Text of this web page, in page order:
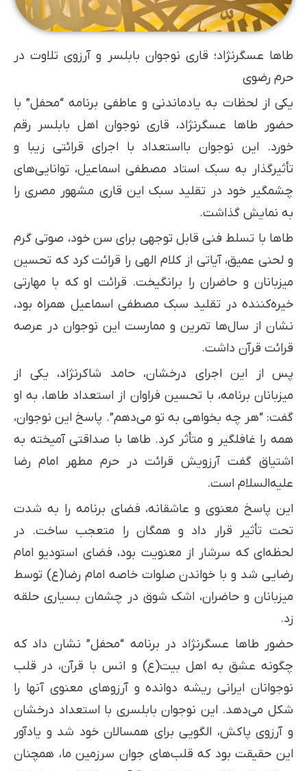
طاها عسگرنژاد؛ قاری نوجوان بابلسر و آرزوی تلاوت در
حرم رضوی
یکی از لحظات به یادماندنی و عاطفی برنامه “محفل” با
حضور طاها عسگرنژاد، قاری نوجوان اهل بابلسر رقم
خورد. این نوجوان بااستعداد با اجرای قرائتی زیبا و
تأثیرگذار به سبک استاد مصطفی اسماعیل، توانایی‌های
چشمگیر خود در تقلید سبک این قاری مشهور مصری را
به نمایش گذاشت.
طاها با تسلط فنی قابل توجهی برای سن خود، صوتی گرم
و لحنی عمیق، آیاتی از کلام الهی را قرائت کرد که تحسین
میزبانان و حاضران را برانگیخت. قرائت او که با مهارتی
خیره‌کننده در تقلید سبک مصطفی اسماعیل همراه بود،
نشان از سال‌ها تمرین و ممارست این نوجوان در عرصه
قرائت قرآن داشت.
پس از این اجرای درخشان، حامد شاکرنژاد، یکی از
میزبانان برنامه، با تحسین فراوان از استعداد طاها، به او
گفت: “هر چه بخواهی به تو می‌دهم”. پاسخ این نوجوان،
همه را غافلگیر و متأثر کرد. طاها با صداقتی آمیخته به
اشتیاق گفت آرزویش قرائت در حرم مطهر امام رضا
علیه‌السلام است.
این پاسخ معنوی و عاشقانه، فضای برنامه را به شدت
تحت تأثیر قرار داد و همگان را متعجب ساخت. در
لحظه‌ای که سرشار از معنویت بود، فضای استودیو امام
رضایی شد و با خواندن صلوات خاصه امام رضا(ع) توسط
میزبانان و حاضران، اشک شوق در چشمان بسیاری حلقه
زد.
حضور طاها عسگرنژاد در برنامه “محفل” نشان داد که
چگونه عشق به اهل بیت(ع) و انس با قرآن، در قلب
نوجوانان ایرانی ریشه دوانده و آرزوهای معنوی آنها را
شکل می‌دهد. این نوجوان بابلسری با استعداد درخشان
و آرزوی پاکش، الگویی برای همسالان خود شد و یادآور
این حقیقت بود که قلب‌های جوان سرزمین ما، همچنان